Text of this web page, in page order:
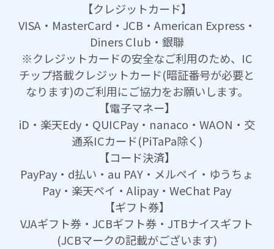
【クレジットカード】
VISA・MasterCard・JCB・American Express・
Diners Club・銀聯
※クレジットカードの安全なご利用のため、IC
チップ搭載クレジットカード(暗証番号が必要と
なります)のご利用にご協力をお願いします。
【電子マネー】
iD・楽天Edy・QUICPay・nanaco・WAON・交
通系ICカード(PiTaPa除く)
【コード決済】
PayPay・d払い・au PAY・メルペイ・ゆうちょ
Pay・楽天ペイ・Alipay・WeChat Pay
【ギフト券】
VJAギフト券・JCBギフト券・JTBナイスギフト
(JCBマークの記載がございます)